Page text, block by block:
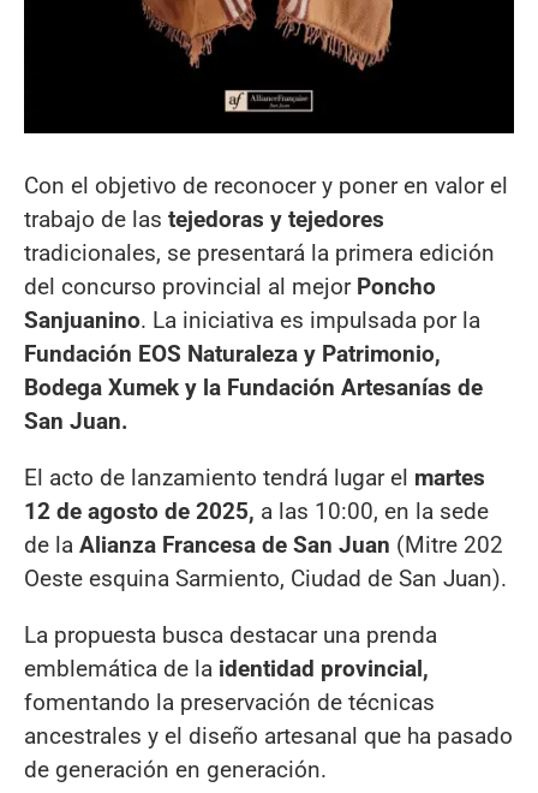
Con el objetivo de reconocer y poner en valor el
trabajo de las tejedoras y tejedores
tradicionales, se presentará la primera edición
del concurso provincial al mejor Poncho
Sanjuanino. La iniciativa es impulsada por la
Fundación EOS Naturaleza y Patrimonio,
Bodega Xumek y la Fundación Artesanías de
San Juan.
El acto de lanzamiento tendrá lugar el martes
12 de agosto de 2025, a las 10:00, en la sede
de la Alianza Francesa de San Juan (Mitre 202
Oeste esquina Sarmiento, Ciudad de San Juan).
La propuesta busca destacar una prenda
emblemática de la identidad provincial,
fomentando la preservación de técnicas
ancestrales y el diseño artesanal que ha pasado
de generación en generación.